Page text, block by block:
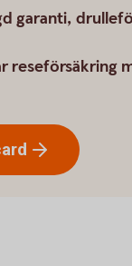
garanti,
reseförsäkring